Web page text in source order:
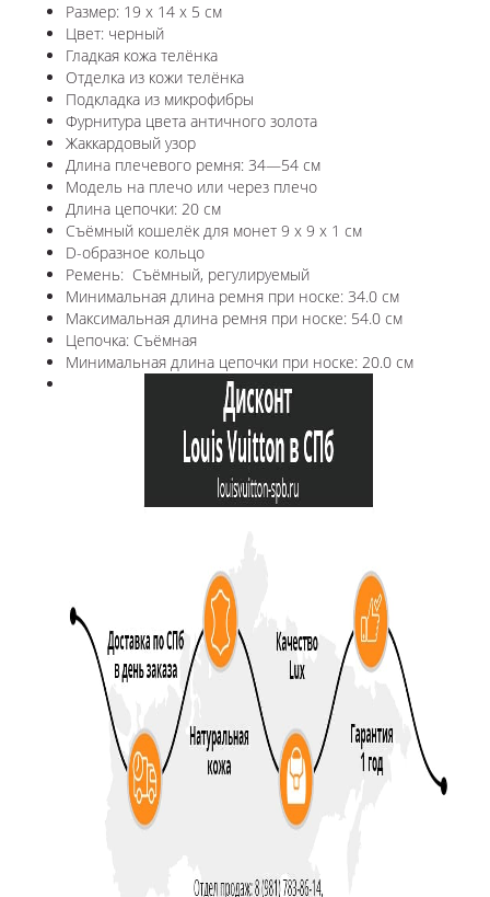
Размер: 19 x 14 x 5 см
Цвет: черный
Гладкая кожа телёнка
Отделка из кожи телёнка
Подкладка из микрофибры
Фурнитура цвета античного золота
Жаккардовый узор
Длина плечевого ремня: 34—54 см
Модель на плечо или через плечо
Длина цепочки: 20 см
Съёмный кошелёк для монет 9 х 9 х 1 см
D-образное кольцо
Ремень: Съёмный, регулируемый
Минимальная длина ремня при носке: 34.0 см
Максимальная длина ремня при носке: 54.0 см
Цепочка: Съёмная
Минимальная длина цепочки при носке: 20.0 см